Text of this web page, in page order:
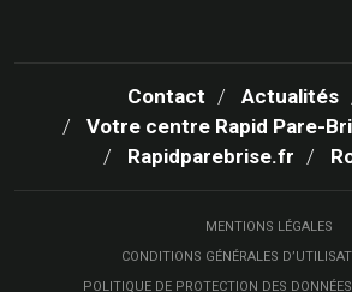
Contact Actualités
Votre centre Rapid Pare-
Rapidparebrise.fr
MENTIONS LÉGALES
CONDITIONS GÉNÉRALES
POLITIQUE DE PROTECTION DES